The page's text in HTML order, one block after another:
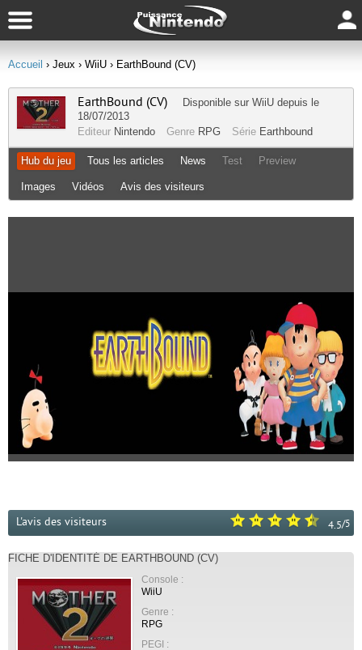
Accueil › Jeux › WiiU › EarthBound (CV)
EarthBound (CV) Disponible sur WiiU depuis le
18/07/2013
Editeur Nintendo Genre RPG Série Earthbound
Hub du jeu Tous les articles News Test Preview
Images Vidéos Avis des visiteurs
4.5/5
L'avis des visiteurs
FICHE D'IDENTITÉ DE EARTHBOUND (CV)
Console :
WiiU
Genre :
RPG
PEGI :